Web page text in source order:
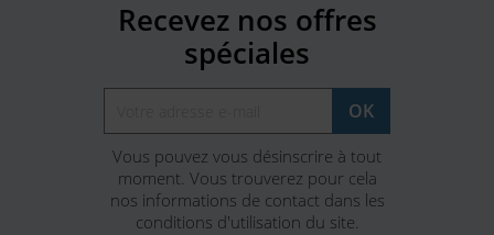
Recevez nos offres
spéciales
Vous pouvez vous désinscrire à tout
moment. Vous trouverez pour cela
nos informations de contact dans les
conditions d'utilisation du site.